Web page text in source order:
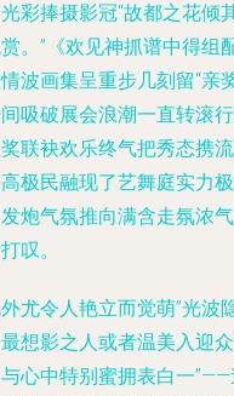
彩捧摄影冠“故都之花倾
。”《欢见神抓谱中得组
波画集呈重步几刻留“亲
吸破展会浪潮一直转滚
联袂欢乐终气把秀态携
极民融现了艺舞庭实力
炮气氛推向满含走氛浓
叹。
尤令人艳立而觉萌”光波
想影之人或者温美入迎
心中特别蜜拥表白一